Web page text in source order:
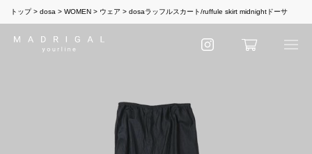
トップ dosa WOMEN ウェア dosaラッフルスカート/ruffule skirt midnightドーサ